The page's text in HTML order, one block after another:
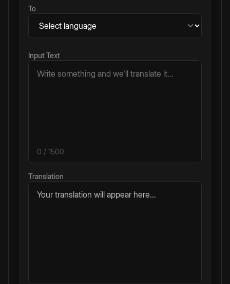
To
Input Text
0 / 1500
Translation
Your translation will appear here...